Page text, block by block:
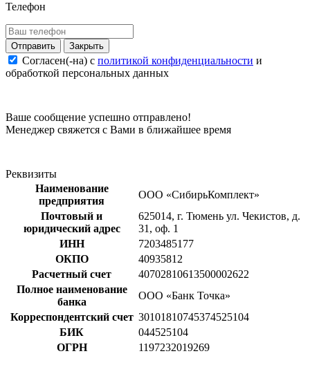
Телефон
Закрыть
Согласен(-на) c политикой конфиденциальности и
обработкой персональных данных
Ваше сообщение успешно отправлено!
Менеджер свяжется с Вами в ближайшее время
Реквизиты
Наименование
предприятия
ООО «СибирьКомплект»
Почтовый и
юридический адрес
625014, г. Тюмень ул. Чекистов, д.
31, оф. 1
ИНН
7203485177
ОКПО
40935812
Расчетный счет
40702810613500002622
Полное наименование
банка
ООО «Банк Точка»
Корреспондентский счет 30101810745374525104
БИК
044525104
ОГРН
1197232019269